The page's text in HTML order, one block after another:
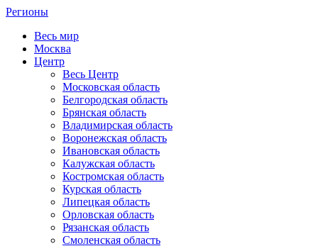
Регионы
Весь мир
Москва
Центр
Весь Центр
Московская область
Белгородская область
Брянская область
Владимирская область
Воронежская область
Ивановская область
Калужская область
Костромская область
Курская область
Липецкая область
Орловская область
Рязанская область
Смоленская область